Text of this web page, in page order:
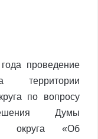
проведение
территории
по вопросу
Думы
округа «Об